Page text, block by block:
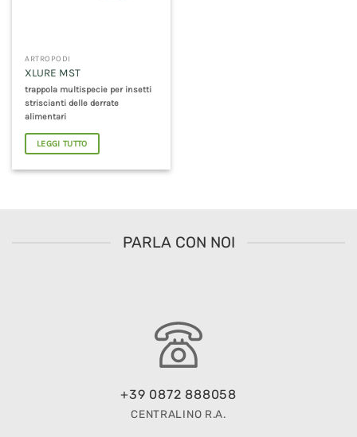
ARTROPODI
XLURE MST
trappola multispecie per insetti
striscianti delle derrate
alimentari
LEGGI TUTTO
PARLA CON NOI
+39 0872 888058
CENTRALINO R.A.